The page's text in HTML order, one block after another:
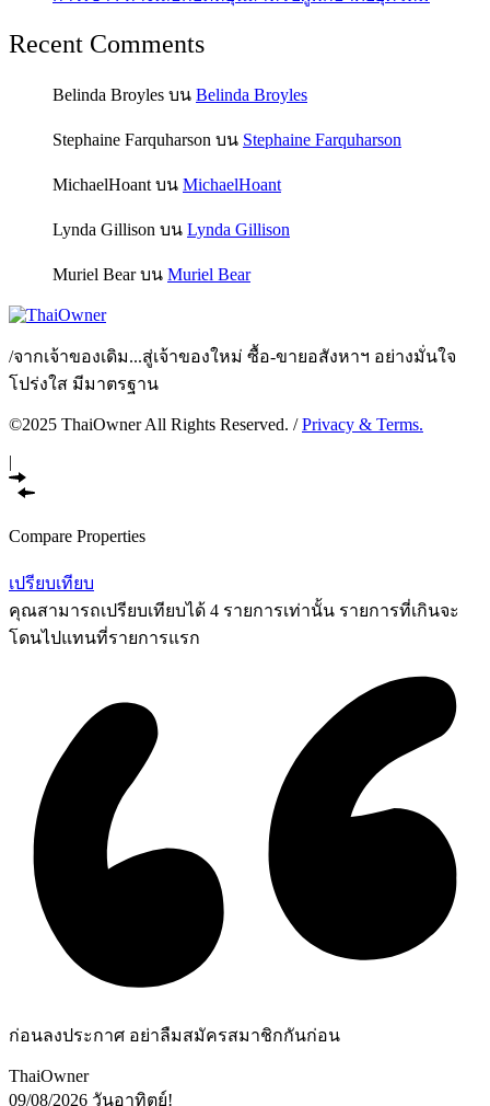
Recent Comments
Belinda Broyles บน Belinda Broyles
Stephaine Farquharson บน Stephaine Farquharson
MichaelHoant บน MichaelHoant
Lynda Gillison บน Lynda Gillison
Muriel Bearบน Muriel Bear
/จากเจ้าของเดิม...สู่เจ้าของใหม่ ซื้อ-ขายอสังหาฯ อย่างมั่นใจ
โปร่งใส มีมาตรฐาน
©2025 ThaiOwner All Rights Reserved. /Privacy & Terms.
|
Compare Properties
เปรียบเทียบ
คุณสามารถเปรียบเทียบได้ 4 รายการเท่านั้น รายการที่เกินจะ
โดนไปแทนที่รายการแรก
ก่อนลงประกาศ อย่าลืมสมัครสมาชิกกันก่อน
ThaiOwner
09/08/2026 วันอาทิตย์!